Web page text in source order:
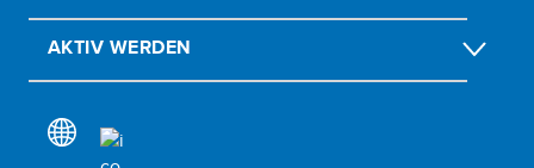
AKTIV WERDEN